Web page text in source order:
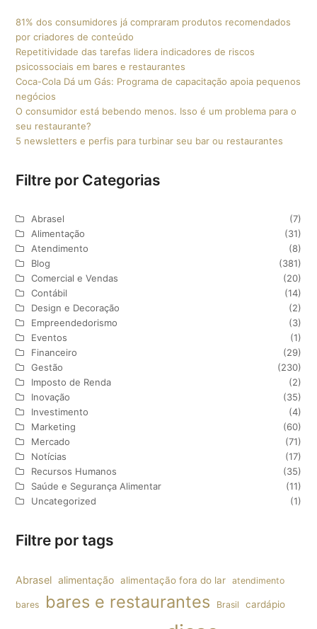
81% dos consumidores já compraram produtos recomendados
por criadores de conteúdo
Repetitividade das tarefas lidera indicadores de riscos
psicossociais em bares e restaurantes
Coca-Cola Dá um Gás: Programa de capacitação apoia pequenos
negócios
O consumidor está bebendo menos. Isso é um problema para o
seu restaurante?
5 newsletters e perfis para turbinar seu bar ou restaurantes
Filtre por Categorias
Abrasel
(7)
Alimentação
(31)
Atendimento
(8)
Blog
(381)
Comercial e Vendas
(20)
Contábil
(14)
Design e Decoração
(2)
Empreendedorismo
(3)
Eventos
(1)
Financeiro
(29)
Gestão
(230)
Imposto de Renda
(2)
Inovação
(35)
Investimento
(4)
Marketing
(60)
Mercado
(71)
Notícias
(17)
Recursos Humanos
(35)
Saúde e Segurança Alimentar
(11)
Uncategorized
(1)
Filtre por tags
Abrasel alimentação alimentação fora do lar atendimento
bares bares e restaurantes Brasil cardápio